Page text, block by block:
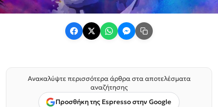
Ανακαλύψτε περισσότερα άρθρα στα αποτελέσματα
αναζήτησης
Προσθήκη της Espresso στην Google